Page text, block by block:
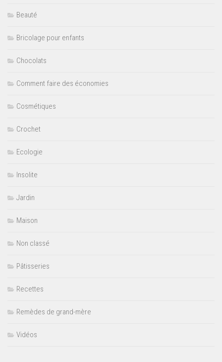
Beauté
Bricolage pour enfants
Chocolats
Comment faire des économies
Cosmétiques
Crochet
Ecologie
Insolite
Jardin
Maison
Non classé
Pâtisseries
Recettes
Remèdes de grand-mère
Vidéos